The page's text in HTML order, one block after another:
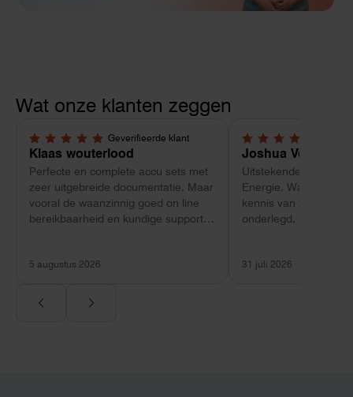
Wat onze klanten zeggen
Geverifieerde klant
5,0 van 5 sterren
Klaas wouterlood
Perfecte en complete accu sets met
zeer uitgebreide documentatie. Maar
vooral de waanzinnig goed on line
bereikbaarheid en kundige support
5 augustus 2026
5,0 van 5 sterren
Joshua Verdonk
Uitstekende ervaring
Energie. Wat vooral
kennis van zaken:
onderlegd, heldere
Ook de nazorg is
31 juli 2026